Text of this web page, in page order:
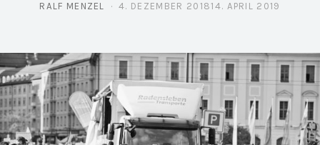
RALF MENZEL
POSTED ON
4. DEZEMBER 201814. APRIL 2019